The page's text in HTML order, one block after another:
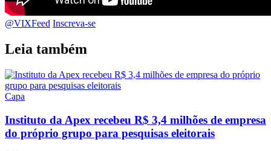
@VIXFeed Inscreva-se
Leia também
Capa
Instituto da Apex recebeu R$ 3,4 milhões de empresa
do próprio grupo para pesquisas eleitorais